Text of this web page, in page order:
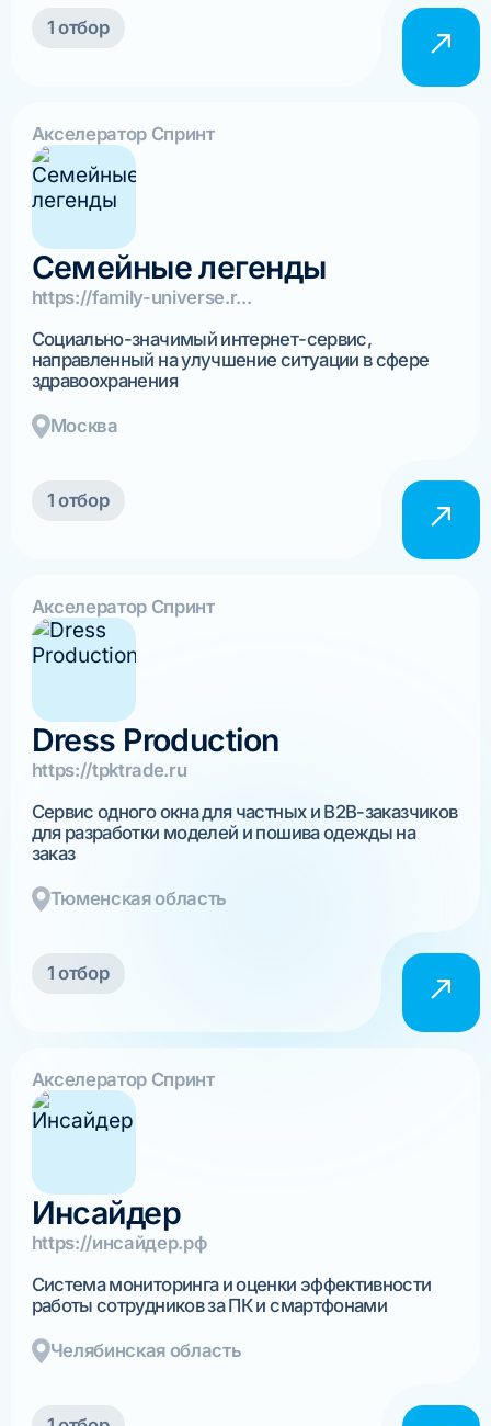
1 отбор
Акселератор Спринт
Семейные легенды
https://family-universe.r...
Социально-значимый интернет-сервис,
направленный на улучшение ситуации в сфере
здравоохранения
Москва
1 отбор
Акселератор Спринт
Dress Production
https://tpktrade.ru
Сервис одного окна для частных и B2B-заказчиков
для разработки моделей и пошива одежды на
заказ
Тюменская область
1 отбор
Акселератор Спринт
Инсайдер
https://инсайдер.рф
Система мониторинга и оценки эффективности
работы сотрудников за ПК и смартфонами
Челябинская область